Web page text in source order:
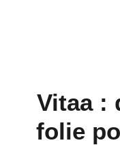
Vitaa :
folie